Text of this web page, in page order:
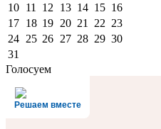
10 11 12 13 14 15 16
17 18 19 20 21 22 23
24 25 26 27 28 29 30
31
Голосуем
Решаем вместе